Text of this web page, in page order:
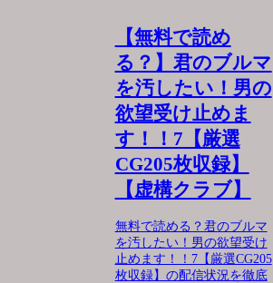
【無料で読め
る？】君のブルマ
を汚したい！男の
欲望受け止めま
す！！7【厳選
CG205枚収録】
【虚構クラブ】
無料で読める？君のブルマ
を汚したい！男の欲望受け
止めます！！7【厳選CG205
枚収録】の配信状況を徹底